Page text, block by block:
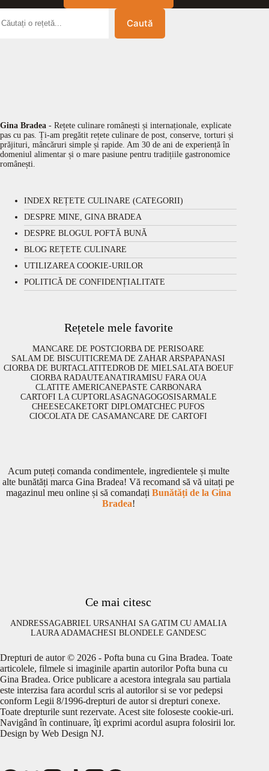
Caută
Gina Bradea - Rețete culinare românești și internaționale, explicate
pas cu pas. Ți-am pregătit rețete culinare de post, conserve, torturi și
prăjituri, mâncăruri simple și rapide. Am 30 de ani de experiență în
domeniul alimentar și o mare pasiune pentru tradițiile gastronomice
românești.
INDEX REȚETE CULINARE (CATEGORII)
DESPRE MINE, GINA BRADEA
DESPRE BLOGUL POFTĂ BUNĂ
BLOG REȚETE CULINARE
UTILIZAREA COOKIE-URILOR
POLITICĂ DE CONFIDENȚIALITATE
Rețetele mele favorite
MANCARE DE POSTCIORBA DE PERISOARE
SALAM DE BISCUITICREMA DE ZAHAR ARSPAPANASI
CIORBA DE BURTACLATITEDROB DE MIELSALATA BOEUF
CIORBA RADAUTEANATIRAMISU FARA OUA
CLATITE AMERICANEPASTE CARBONARA
CARTOFI LA CUPTORLASAGNAGOGOSISARMALE
CHEESECAKETORT DIPLOMATCHEC PUFOS
CIOCOLATA DE CASAMANCARE DE CARTOFI
Acum puteți comanda condimentele, ingredientele și multe
alte bunătăți marca Gina Bradea! Vă recomand să vă uitați pe
magazinul meu online și să comandați Bunătăți de la Gina
Bradea!
Ce mai citesc
ANDRESSAGABRIEL URSANHAI SA GATIM CU AMALIA
LAURA ADAMACHESI BLONDELE GANDESC
Drepturi de autor © 2026 - Pofta buna cu Gina Bradea. Toate
articolele, filmele si imaginile apartin autorilor Pofta buna cu
Gina Bradea. Orice publicare a acestora integrala sau partiala
este interzisa fara acordul scris al autorilor si se vor pedepsi
conform Legii 8/1996-drepturi de autor si drepturi conexe.
Toate drepturile sunt rezervate. Acest site foloseste cookie-uri.
Navigând în continuare, îţi exprimi acordul asupra folosirii lor.
Design by Web Design NJ.